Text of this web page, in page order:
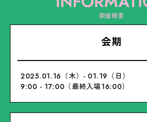
開催概要
会期
2025.01.16（木）- 01.19（日）
9:00 - 17:00（最終入場16:00）